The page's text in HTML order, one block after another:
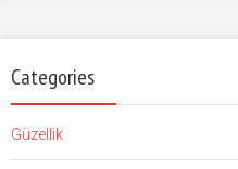
Categories
Güzellik